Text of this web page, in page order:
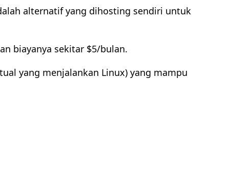
alternatif yang dihosting sendiri untuk
biayanya sekitar $5/bulan.
yang menjalankan Linux) yang mampu